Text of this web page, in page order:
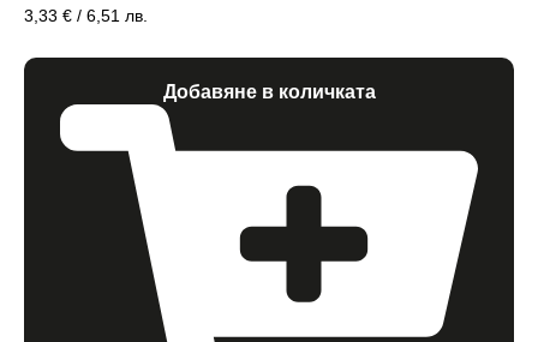
3,33 € / 6,51 лв.
Добавяне в количката